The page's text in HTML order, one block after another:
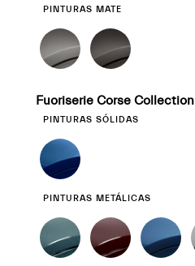
PINTURAS MATE
Fuoriserie Corse Collection
PINTURAS SÓLIDAS
PINTURAS METÁLICAS